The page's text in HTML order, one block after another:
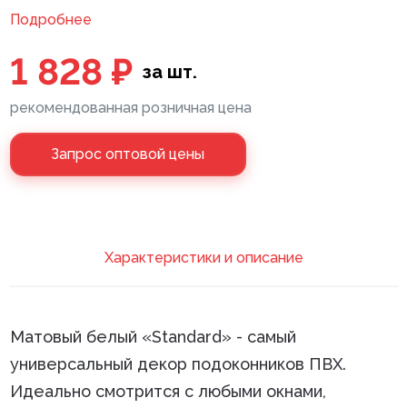
Панели МДФ
Подробнее
1 828 ₽ за шт.
рекомендованная розничная цена
Запрос оптовой цены
Xарактеристики и описание
Матовый белый «Standard» - самый
универсальный декор подоконников ПВХ.
Идеально смотрится с любыми окнами,